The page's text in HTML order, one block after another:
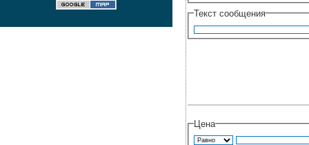
Текст сообщения
Цена